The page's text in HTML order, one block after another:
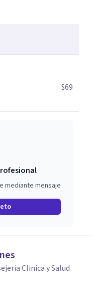
$69
mediante mensaje
Clinica y Salud